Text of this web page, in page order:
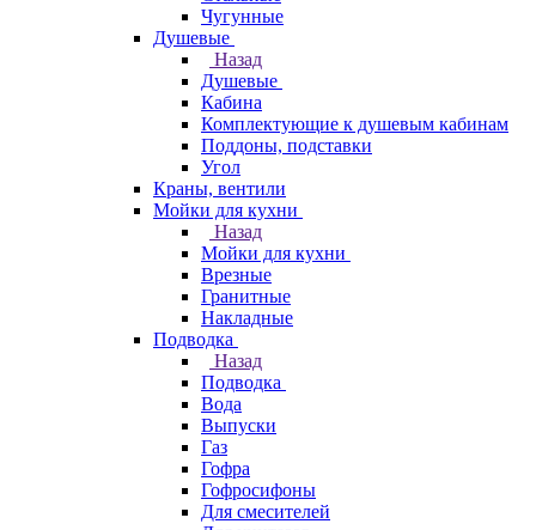
Чугунные
Душевые
Назад
Душевые
Кабина
Комплектующие к душевым кабинам
Поддоны, подставки
Угол
Краны, вентили
Мойки для кухни
Назад
Мойки для кухни
Врезные
Гранитные
Накладные
Подводка
Назад
Подводка
Вода
Выпуски
Газ
Гофра
Гофросифоны
Для смесителей